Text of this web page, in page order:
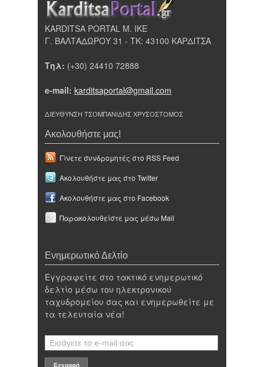
KARDITSA PORTAL Μ. ΙΚΕ
Γ. ΒΑΛΤΑΔΩΡΟΥ 31 - ΤΚ: 43100 ΚΑΡΔΙΤΣΑ
Τηλ: (+30) 24410 72888
e-mail: karditsaportal@gmail.com
ΔΙΕΥΘΥΝΣΗ ΤΣΟΜΠΑΝΙΔΗΣ ΧΡΥΣΟΣΤΟΜΟΣ
Ακολουθήστε μας!
Γίνετε συνδρομητές στο RSS Feed
Ακολουθήστε μας στο Twitter
Ακολουθήστε μας στο Facebook
Παρακολουθείστε μας μέσω Mail
Ενημερωτικό Δελτίο
Εγγραφείτε στο τακτικό ενημερωτικό
δελτίο μέσω του ηλεκτρονικού
ταχυδρομείου σας και ενημερωθείτε με
τα τελευταία νέα!